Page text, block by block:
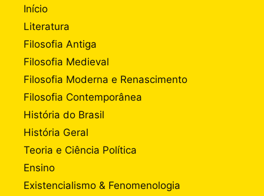
Início
Literatura
Filosofia Antiga
Filosofia Medieval
Filosofia Moderna e Renascimento
Filosofia Contemporânea
História do Brasil
História Geral
Teoria e Ciência Política
Ensino
Existencialismo & Fenomenologia